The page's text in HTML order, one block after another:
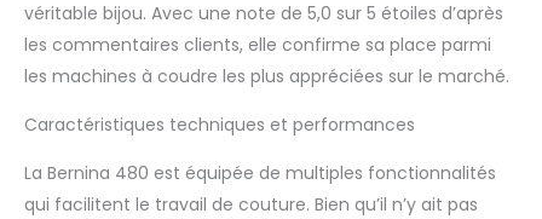
véritable bijou. Avec une note de 5,0 sur 5 étoiles d’après
les commentaires clients, elle confirme sa place parmi
les machines à coudre les plus appréciées sur le marché.
Caractéristiques techniques et performances
La Bernina 480 est équipée de multiples fonctionnalités
qui facilitent le travail de couture. Bien qu’il n’y ait pas